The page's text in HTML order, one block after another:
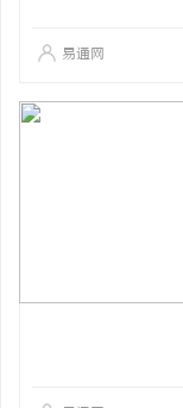
易通网